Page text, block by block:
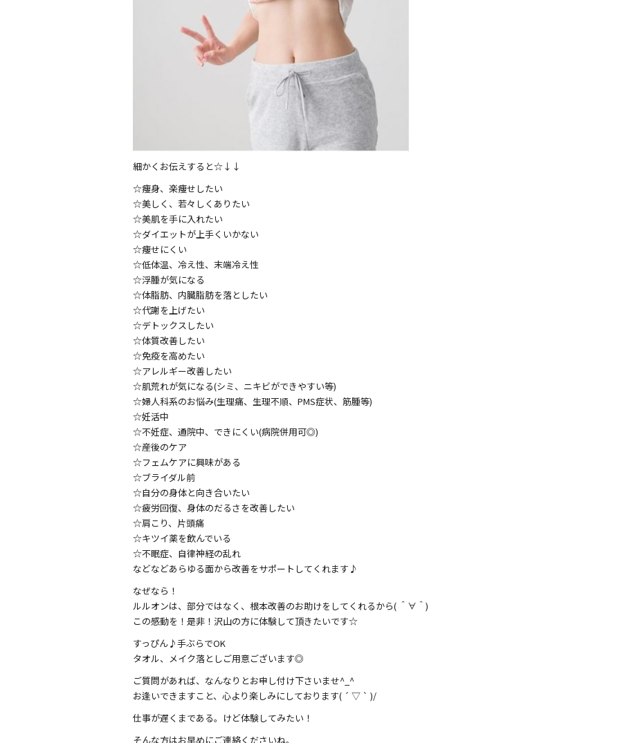
細かくお伝えすると☆↓↓
☆痩身、楽痩せしたい
☆美しく、若々しくありたい
☆美肌を手に入れたい
☆ダイエットが上手くいかない
☆痩せにくい
☆低体温、冷え性、末端冷え性
☆浮腫が気になる
☆体脂肪、内臓脂肪を落としたい
☆代謝を上げたい
☆デトックスしたい
☆体質改善したい
☆免疫を高めたい
☆アレルギー改善したい
☆肌荒れが気になる(シミ、ニキビができやすい等)
☆婦人科系のお悩み(生理痛、生理不順、PMS症状、筋腫等)
☆妊活中
☆不妊症、通院中、できにくい(病院併用可◎)
☆産後のケア
☆フェムケアに興味がある
☆ブライダル前
☆自分の身体と向き合いたい
☆疲労回復、身体のだるさを改善したい
☆肩こり、片頭痛
☆キツイ薬を飲んでいる
☆不眠症、自律神経の乱れ
などなどあらゆる面から改善をサポートしてくれます♪
なぜなら！
ルルオンは、部分ではなく、根本改善のお助けをしてくれるから( ＾∀＾)
この感動を！是非！沢山の方に体験して頂きたいです☆
すっぴん♪手ぶらでOK
タオル、メイク落としご用意ございます◎
ご質問があれば、なんなりとお申し付け下さいませ^_^
お逢いできますこと、心より楽しみにしております( ´ ▽ ` )/
仕事が遅くまである。けど体験してみたい！
そんな方はお早めにご連絡くださいね。